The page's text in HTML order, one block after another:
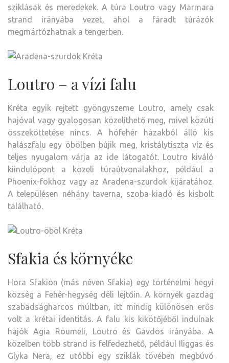
sziklásak és meredekek. A túra Loutro vagy Marmara
strand irányába vezet, ahol a fáradt túrázók
megmártózhatnak a tengerben.
Loutro – a vízi falu
Kréta egyik rejtett gyöngyszeme Loutro, amely csak
hajóval vagy gyalogosan közelíthető meg, mivel közúti
összeköttetése nincs. A hófehér házakból álló kis
halászfalu egy öbölben bújik meg, kristálytiszta víz és
teljes nyugalom várja az ide látogatót. Loutro kiváló
kiindulópont a közeli túraútvonalakhoz, például a
Phoenix-fokhoz vagy az Aradena-szurdok kijáratához.
A településen néhány taverna, szoba-kiadó és kisbolt
található.
Sfakia és környéke
Hora Sfakion (más néven Sfakia) egy történelmi hegyi
község a Fehér-hegység déli lejtőin. A környék gazdag
szabadságharcos múltban, itt mindig különösen erős
volt a krétai identitás. A falu kis kikötőjéből indulnak
hajók Agia Roumeli, Loutro és Gavdos irányába. A
közelben több strand is felfedezhető, például Iliggas és
Glyka Nera, ez utóbbi egy sziklák tövében megbúvó